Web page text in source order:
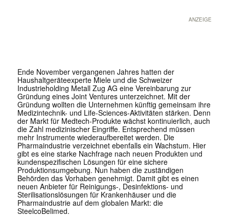
ANZEIGE
Ende November vergangenen Jahres hatten der
Haushaltgeräteexperte Miele und die Schweizer
Industrieholding Metall Zug AG eine Vereinbarung zur
Gründung eines Joint Ventures unterzeichnet. Mit der
Gründung wollten die Unternehmen künftig gemeinsam ihre
Medizintechnik- und Life-Sciences-Aktivitäten stärken. Denn
der Markt für Medtech-Produkte wächst kontinuierlich, auch
die Zahl medizinischer Eingriffe. Entsprechend müssen
mehr Instrumente wiederaufbereitet werden. Die
Pharmaindustrie verzeichnet ebenfalls ein Wachstum. Hier
gibt es eine starke Nachfrage nach neuen Produkten und
kundenspezifischen Lösungen für eine sichere
Produktionsumgebung. Nun haben die zuständigen
Behörden das Vorhaben genehmigt. Damit gibt es einen
neuen Anbieter für Reinigungs-, Desinfektions- und
Sterilisationslösungen für Krankenhäuser und die
Pharmaindustrie auf dem globalen Markt: die
SteelcoBelimed.